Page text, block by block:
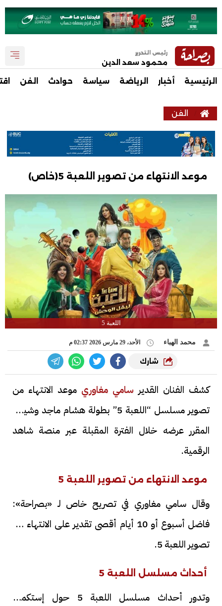
رئيس التحرير
محمود سعد الدين
الرئيسية أخبار الرياضة سياسة حوادث الفن
الفن
موعد الانتهاء من تصوير اللعبة 5(خاص)
اللعبة 5
محمد الهباء الأحد، 29 مارس 2026 02:37 م
شارك
كشف الفنان القدير سامي مغاوري موعد الانتهاء من
تصوير مسلسل “اللعبة 5” بطولة هشام ماجد وشيكو،
المقرر عرضه خلال الفترة المقبلة عبر منصة شاهد
الرقمية.
موعد الانتهاء من تصوير اللعبة 5
وقال سامي مغاوري في تصريح خاص لـ «بصراحة»:
فاضل أسبوع أو 10 أيام أقصى تقدير على الانتهاء من
تصوير اللعبة 5.
أحداث مسلسل اللعبة 5
وتدور أحداث مسلسل اللعبة 5 حول إستكمال